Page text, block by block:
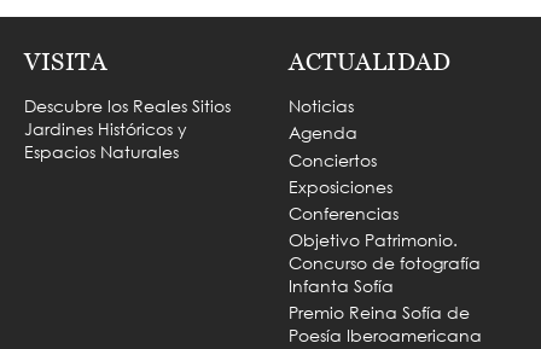
VISITA
Descubre los Reales Sitios
Jardines Históricos y
Espacios Naturales
ACTUALIDAD
Noticias
Agenda
Conciertos
Exposiciones
Conferencias
Objetivo Patrimonio.
Concurso de fotografía
Infanta Sofía
Premio Reina Sofía de
Poesía Iberoamericana